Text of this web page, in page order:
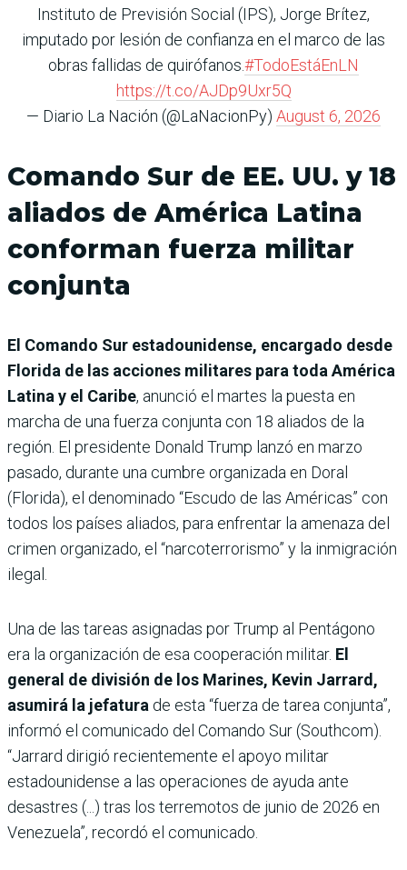
Instituto de Previsión Social (IPS), Jorge Brítez,
imputado por lesión de confianza en el marco de las
obras fallidas de quirófanos.#TodoEstáEnLN
https://t.co/AJDp9Uxr5Q
— Diario La Nación (@LaNacionPy) August 6, 2026
Comando Sur de EE. UU. y 18
aliados de América Latina
conforman fuerza militar
conjunta
El Comando Sur estadounidense, encargado desde
Florida de las acciones militares para toda América
Latina y el Caribe, anunció el martes la puesta en
marcha de una fuerza conjunta con 18 aliados de la
región. El presidente Donald Trump lanzó en marzo
pasado, durante una cumbre organizada en Doral
(Florida), el denominado “Escudo de las Américas” con
todos los países aliados, para enfrentar la amenaza del
crimen organizado, el “narcoterrorismo” y la inmigración
ilegal.
Una de las tareas asignadas por Trump al Pentágono
era la organización de esa cooperación militar. El
general de división de los Marines, Kevin Jarrard,
asumirá la jefatura de esta “fuerza de tarea conjunta”,
informó el comunicado del Comando Sur (Southcom).
“Jarrard dirigió recientemente el apoyo militar
estadounidense a las operaciones de ayuda ante
desastres (...) tras los terremotos de junio de 2026 en
Venezuela”, recordó el comunicado.